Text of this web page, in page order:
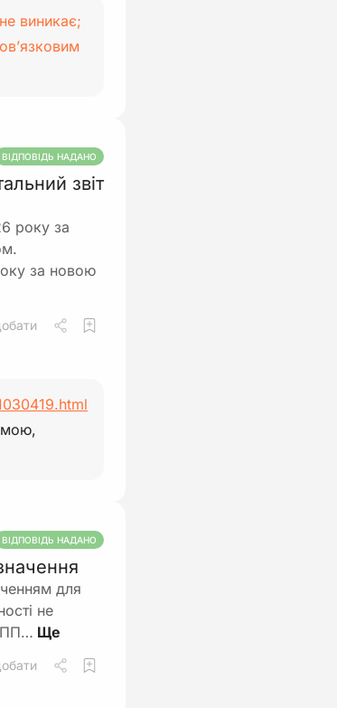
виникає;
ВІДПОВІДЬ НАДАНО
звіт
року за
за новою
ВІДПОВІДЬ НАДАНО
для
не